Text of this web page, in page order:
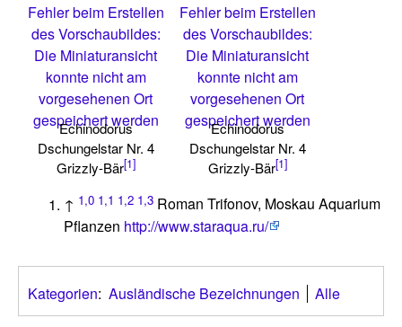
Fehler beim Erstellen
des Vorschaubildes:
Die Miniaturansicht
konnte nicht am
vorgesehenen Ort
gespeichert werden
Echinodorus
Dschungelstar Nr. 4
Grizzly-Bär[1]
Fehler beim Erstellen
des Vorschaubildes:
Die Miniaturansicht
konnte nicht am
vorgesehenen Ort
gespeichert werden
Echinodorus
Dschungelstar Nr. 4
Grizzly-Bär[1]
↑ 1,0 1,1 1,2 1,3 Roman Trifonov, Moskau Aquarium
Pflanzen http://www.staraqua.ru/
Kategorien: Ausländische Bezeichnungen Alle